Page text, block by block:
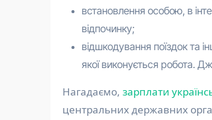
встановлення особою, в
відпочинку;
відшкодування поїздок та
якої виконується робота.
Нагадаємо, зарплати
центральних державних